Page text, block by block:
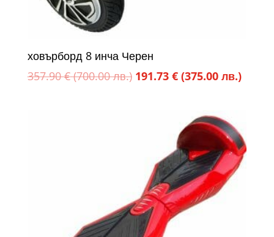
ховърборд 8 инча Черен
357.90€ (700.00 лв.) Original
лв.).
191.73 € (375.00 лв.)
лв.).